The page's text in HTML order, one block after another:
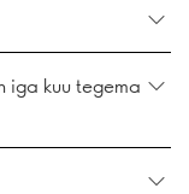
iga kuu tegema